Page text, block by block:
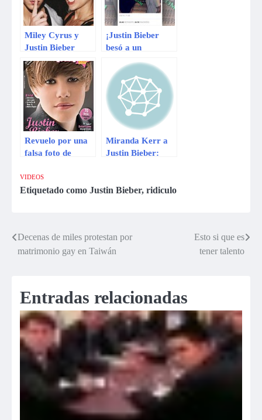
Miley Cyrus y
Justin Bieber
entre las personas
menos influyentes
de 2013
¡Justin Bieber
besó a un
Revuelo por una
falsa foto de
besando a un
hombre
Miranda Kerr a
Justin Bieber:
VIDEOS
Etiquetado como Justin Bieber, ridiculo
Navegación
Decenas de miles protestan por
matrimonio gay en Taiwán
Esto si que es
tener talento
Entradas relacionadas